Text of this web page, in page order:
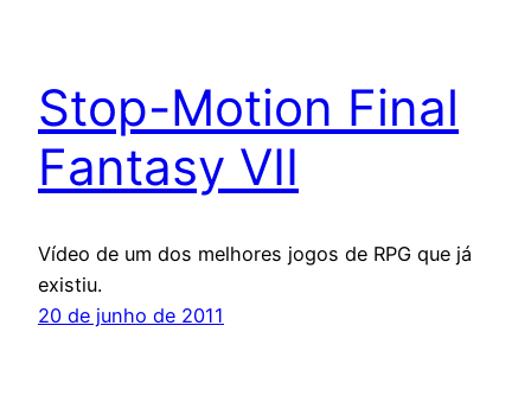
Stop-Motion Final
Fantasy VII
Vídeo de um dos melhores jogos de RPG que já
existiu.
20 de junho de 2011